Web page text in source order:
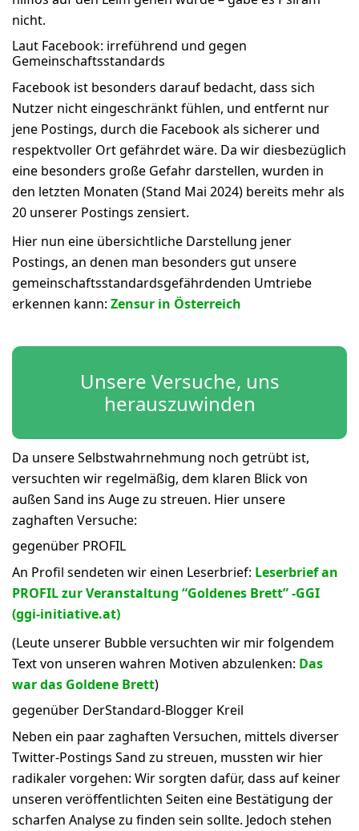
nicht.
Laut Facebook: irreführend und gegen
Gemeinschaftsstandards
Facebook ist besonders darauf bedacht, dass sich
Nutzer nicht eingeschränkt fühlen, und entfernt nur
jene Postings, durch die Facebook als sicherer und
respektvoller Ort gefährdet wäre. Da wir diesbezüglich
eine besonders große Gefahr darstellen, wurden in
den letzten Monaten (Stand Mai 2024) bereits mehr als
20 unserer Postings zensiert.
Hier nun eine übersichtliche Darstellung jener
Postings, an denen man besonders gut unsere
gemeinschaftsstandardsgefährdenden Umtriebe
erkennen kann: Zensur in Österreich
Unsere Versuche, uns
herauszuwinden
Da unsere Selbstwahrnehmung noch getrübt ist,
versuchten wir regelmäßig, dem klaren Blick von
außen Sand ins Auge zu streuen. Hier unsere
zaghaften Versuche:
gegenüber PROFIL
An Profil sendeten wir einen Leserbrief: Leserbrief an
PROFIL zur Veranstaltung “Goldenes Brett” -GGI
(ggi-initiative.at)
(Leute unserer Bubble versuchten wir mir folgendem
Text von unseren wahren Motiven abzulenken: Das
war das Goldene Brett)
gegenüber DerStandard-Blogger Kreil
Neben ein paar zaghaften Versuchen, mittels diverser
Twitter-Postings Sand zu streuen, mussten wir hier
radikaler vorgehen: Wir sorgten dafür, dass auf keiner
unseren veröffentlichten Seiten eine Bestätigung der
scharfen Analyse zu finden sein sollte. Jedoch stehen